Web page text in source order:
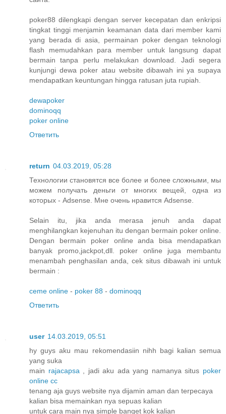
poker88 dilengkapi dengan server kecepatan dan enkripsi
tingkat tinggi menjamin keamanan data dari member kami
yang berada di asia, permainan poker dengan teknologi
flash memudahkan para member untuk langsung dapat
bermain tanpa perlu melakukan download. Jadi segera
kunjungi dewa poker atau website dibawah ini ya supaya
mendapatkan keuntungan hingga ratusan juta rupiah.
dewapoker
dominoqq
poker online
Ответить
return 04.03.2019, 05:28
Технологии становятся все более и более сложными, мы
можем получать деньги от многих вещей, одна из
которых - Adsense. Мне очень нравится Adsense.
Selain itu, jika anda merasa jenuh anda dapat
menghilangkan kejenuhan itu dengan bermain poker online.
Dengan bermain poker online anda bisa mendapatkan
banyak promo,jackpot,dll. poker online juga membantu
menambah penghasilan anda, cek situs dibawah ini untuk
bermain :
ceme online - poker 88 - dominoqq
Ответить
user 14.03.2019, 05:51
hy guys aku mau rekomendasiin nihh bagi kalian semua
yang suka
main rajacapsa , jadi aku ada yang namanya situs poker
online cc
tenang aja guys website nya dijamin aman dan terpecaya
kalian bisa memainkan nya sepuas kalian
untuk cara main nya simple banget kok kalian